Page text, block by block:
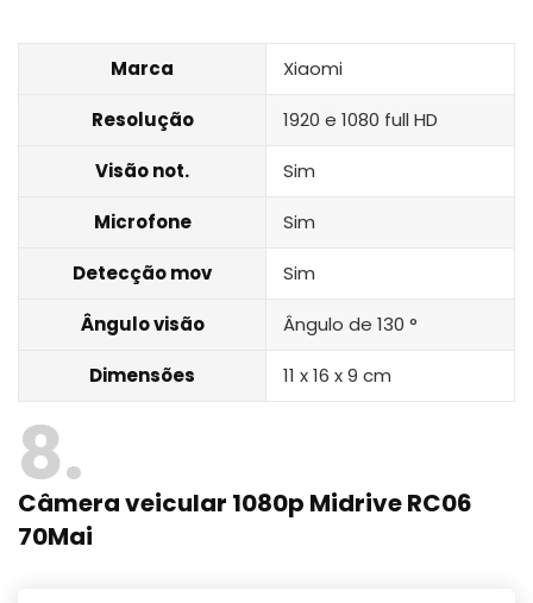
Marca ‎Xiaomi
Resolução 1920 e 1080 full HD
Visão not. Sim
Microfone Sim
Detecção mov Sim
Ângulo visão Ângulo de 130 °
Dimensões 11 x 16 x 9 cm
8
Câmera veicular 1080p Midrive RC06
70Mai